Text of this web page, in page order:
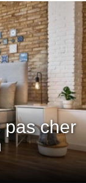
pas cher